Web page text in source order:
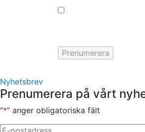
Samtycke
Nyhetsbrev
Prenumerera på vårt
”*” anger obligatoriska fält
E-